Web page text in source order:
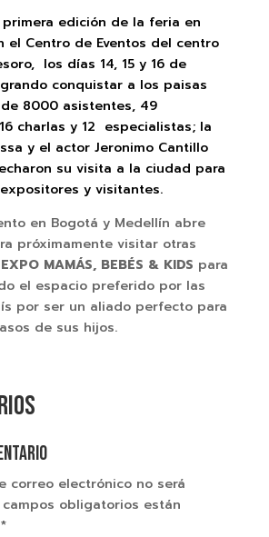
edición de la feria en
el Centro de Eventos del centro
los días 14, 15 y 16 de
conquistar a los paisas
8000 asistentes, 49
charlas y 12 especialistas; la
y el actor Jeronimo Cantillo
su visita a la ciudad para
y visitantes.
en Bogotá y Medellín abre
próximamente visitar otras
EXPO MAMÁS, BEBÉS & KIDS para
el espacio preferido por las
por ser un aliado perfecto para
de sus hijos.
correo electrónico no será
campos obligatorios están
*